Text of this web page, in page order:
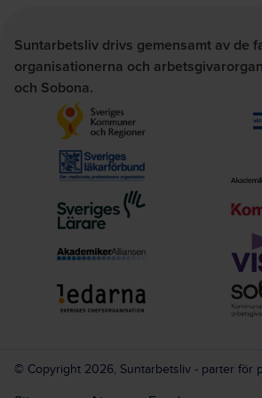
Suntarbetsliv drivs gemensamt av de
organisationerna och
och Sobona.
© Copyright 2026, Suntarbetsliv - parter för